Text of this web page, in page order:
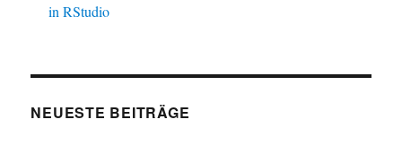
in RStudio
NEUESTE BEITRÄGE